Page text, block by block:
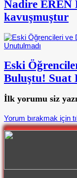
Nadire EREN
kavuşmuştur
Eski
Buluştu! Suat
İlk yorumu siz
Yorum bırakmak için